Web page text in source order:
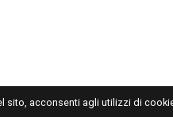
sito, acconsenti agli utilizzi di